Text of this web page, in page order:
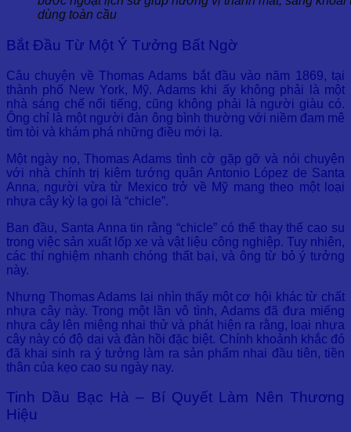
dùng toàn cầu
Bắt Đầu Từ Một Ý Tưởng Bất Ngờ
Câu chuyện về Thomas Adams bắt đầu vào năm 1869, tại
thành phố New York, Mỹ. Adams khi ấy không phải là một
nhà sáng chế nổi tiếng, cũng không phải là người giàu có.
Ông chỉ là một người đàn ông bình thường với niềm đam mê
tìm tòi và khám phá những điều mới lạ.
Một ngày nọ, Thomas Adams tình cờ gặp gỡ và nói chuyện
với nhà chính trị kiêm tướng quân Antonio López de Santa
Anna, người vừa từ Mexico trở về Mỹ mang theo một loại
nhựa cây kỳ lạ gọi là “chicle”.
Ban đầu, Santa Anna tin rằng “chicle” có thể thay thế cao su
trong việc sản xuất lốp xe và vật liệu công nghiệp. Tuy nhiên,
các thí nghiệm nhanh chóng thất bại, và ông từ bỏ ý tưởng
này.
Nhưng Thomas Adams lại nhìn thấy một cơ hội khác từ chất
nhựa cây này. Trong một lần vô tình, Adams đã đưa miếng
nhựa cây lên miệng nhai thử và phát hiện ra rằng, loại nhựa
cây này có độ dai và đàn hồi đặc biệt. Chính khoảnh khắc đó
đã khai sinh ra ý tưởng làm ra sản phẩm nhai đầu tiên, tiền
thân của kẹo cao su ngày nay.
Tinh Dầu Bạc Hà – Bí Quyết Làm Nên Thương
Hiệu